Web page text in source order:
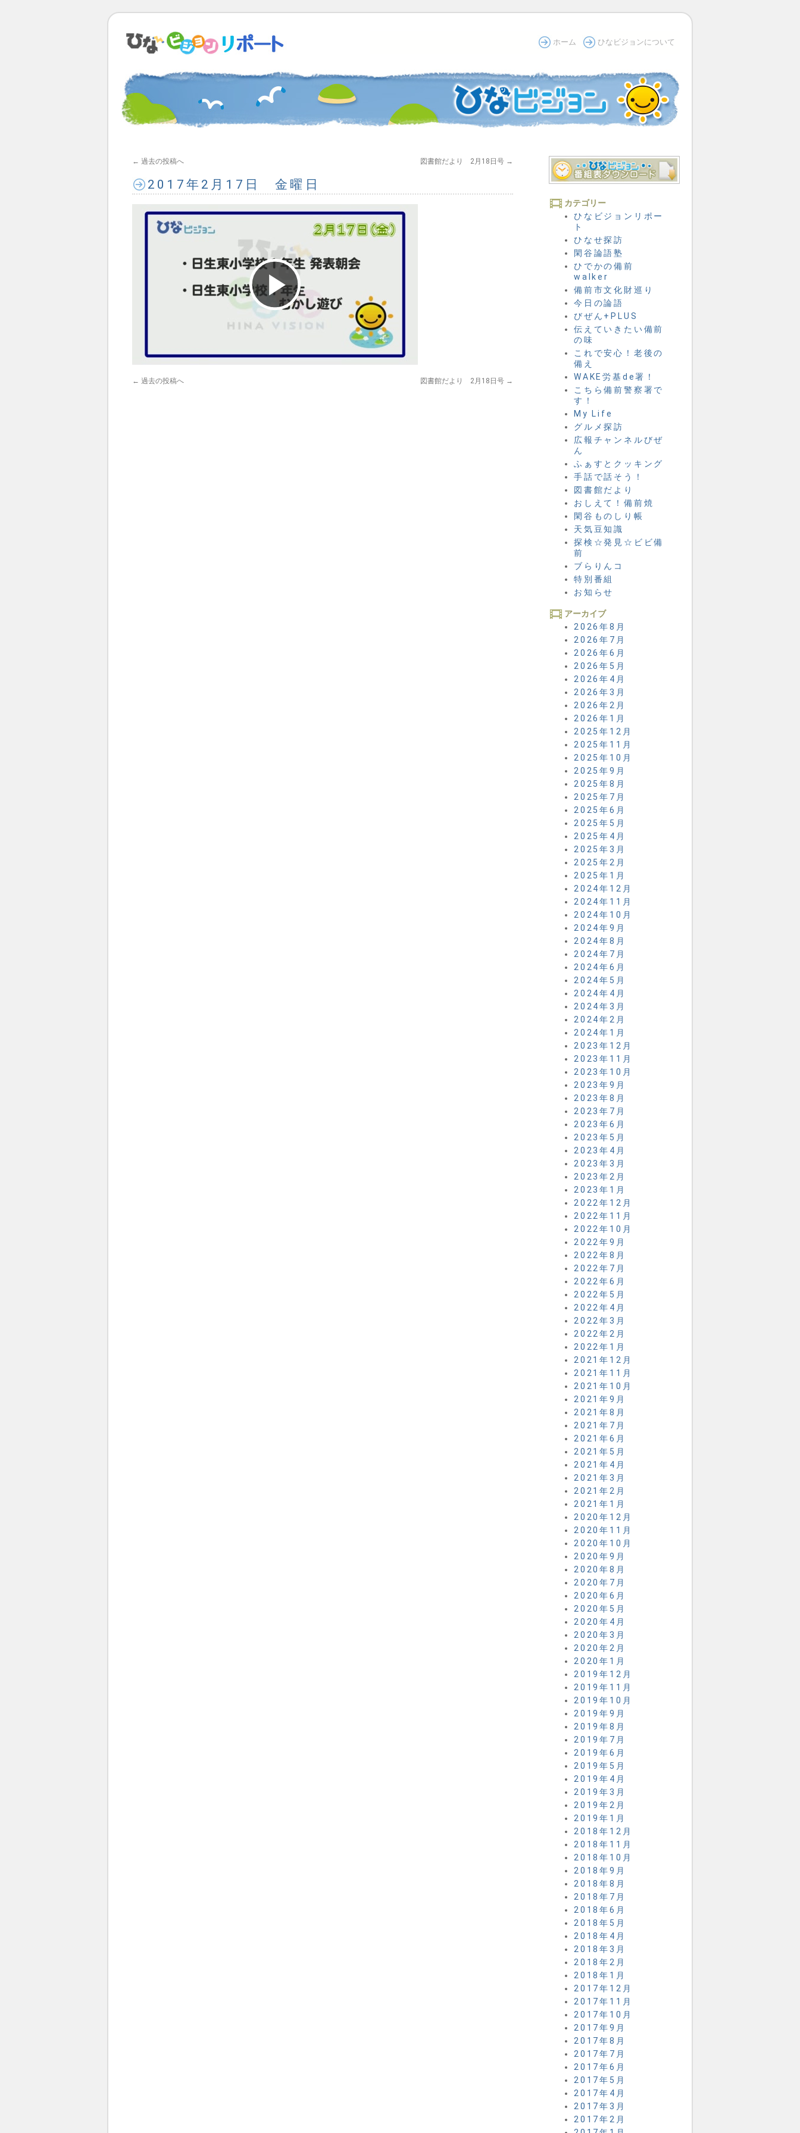
ホーム ひなビジョンについて
← 過去の投稿へ 図書館だより 2月18日号 →
2017年2月17日 金曜日
Play
Video
← 過去の投稿へ 図書館だより 2月18日号 →
カテゴリー
ひなビジョンリポー
ト
ひなせ探訪
閑谷論語塾
ひでかの備前
walker
備前市文化財巡り
今日の論語
びぜん+PLUS
伝えていきたい備前
の味
これで安心！老後の
備え
WAKE労基de署！
こちら備前警察署で
す！
My Life
グルメ探訪
広報チャンネルびぜ
ん
ふぁすとクッキング
手話で話そう！
図書館だより
おしえて！備前焼
閑谷ものしり帳
天気豆知識
探検☆発見☆ビビ備
前
ブらりんコ
特別番組
お知らせ
アーカイブ
2026年8月
2026年7月
2026年6月
2026年5月
2026年4月
2026年3月
2026年2月
2026年1月
2025年12月
2025年11月
2025年10月
2025年9月
2025年8月
2025年7月
2025年6月
2025年5月
2025年4月
2025年3月
2025年2月
2025年1月
2024年12月
2024年11月
2024年10月
2024年9月
2024年8月
2024年7月
2024年6月
2024年5月
2024年4月
2024年3月
2024年2月
2024年1月
2023年12月
2023年11月
2023年10月
2023年9月
2023年8月
2023年7月
2023年6月
2023年5月
2023年4月
2023年3月
2023年2月
2023年1月
2022年12月
2022年11月
2022年10月
2022年9月
2022年8月
2022年7月
2022年6月
2022年5月
2022年4月
2022年3月
2022年2月
2022年1月
2021年12月
2021年11月
2021年10月
2021年9月
2021年8月
2021年7月
2021年6月
2021年5月
2021年4月
2021年3月
2021年2月
2021年1月
2020年12月
2020年11月
2020年10月
2020年9月
2020年8月
2020年7月
2020年6月
2020年5月
2020年4月
2020年3月
2020年2月
2020年1月
2019年12月
2019年11月
2019年10月
2019年9月
2019年8月
2019年7月
2019年6月
2019年5月
2019年4月
2019年3月
2019年2月
2019年1月
2018年12月
2018年11月
2018年10月
2018年9月
2018年8月
2018年7月
2018年6月
2018年5月
2018年4月
2018年3月
2018年2月
2018年1月
2017年12月
2017年11月
2017年10月
2017年9月
2017年8月
2017年7月
2017年6月
2017年5月
2017年4月
2017年3月
2017年2月